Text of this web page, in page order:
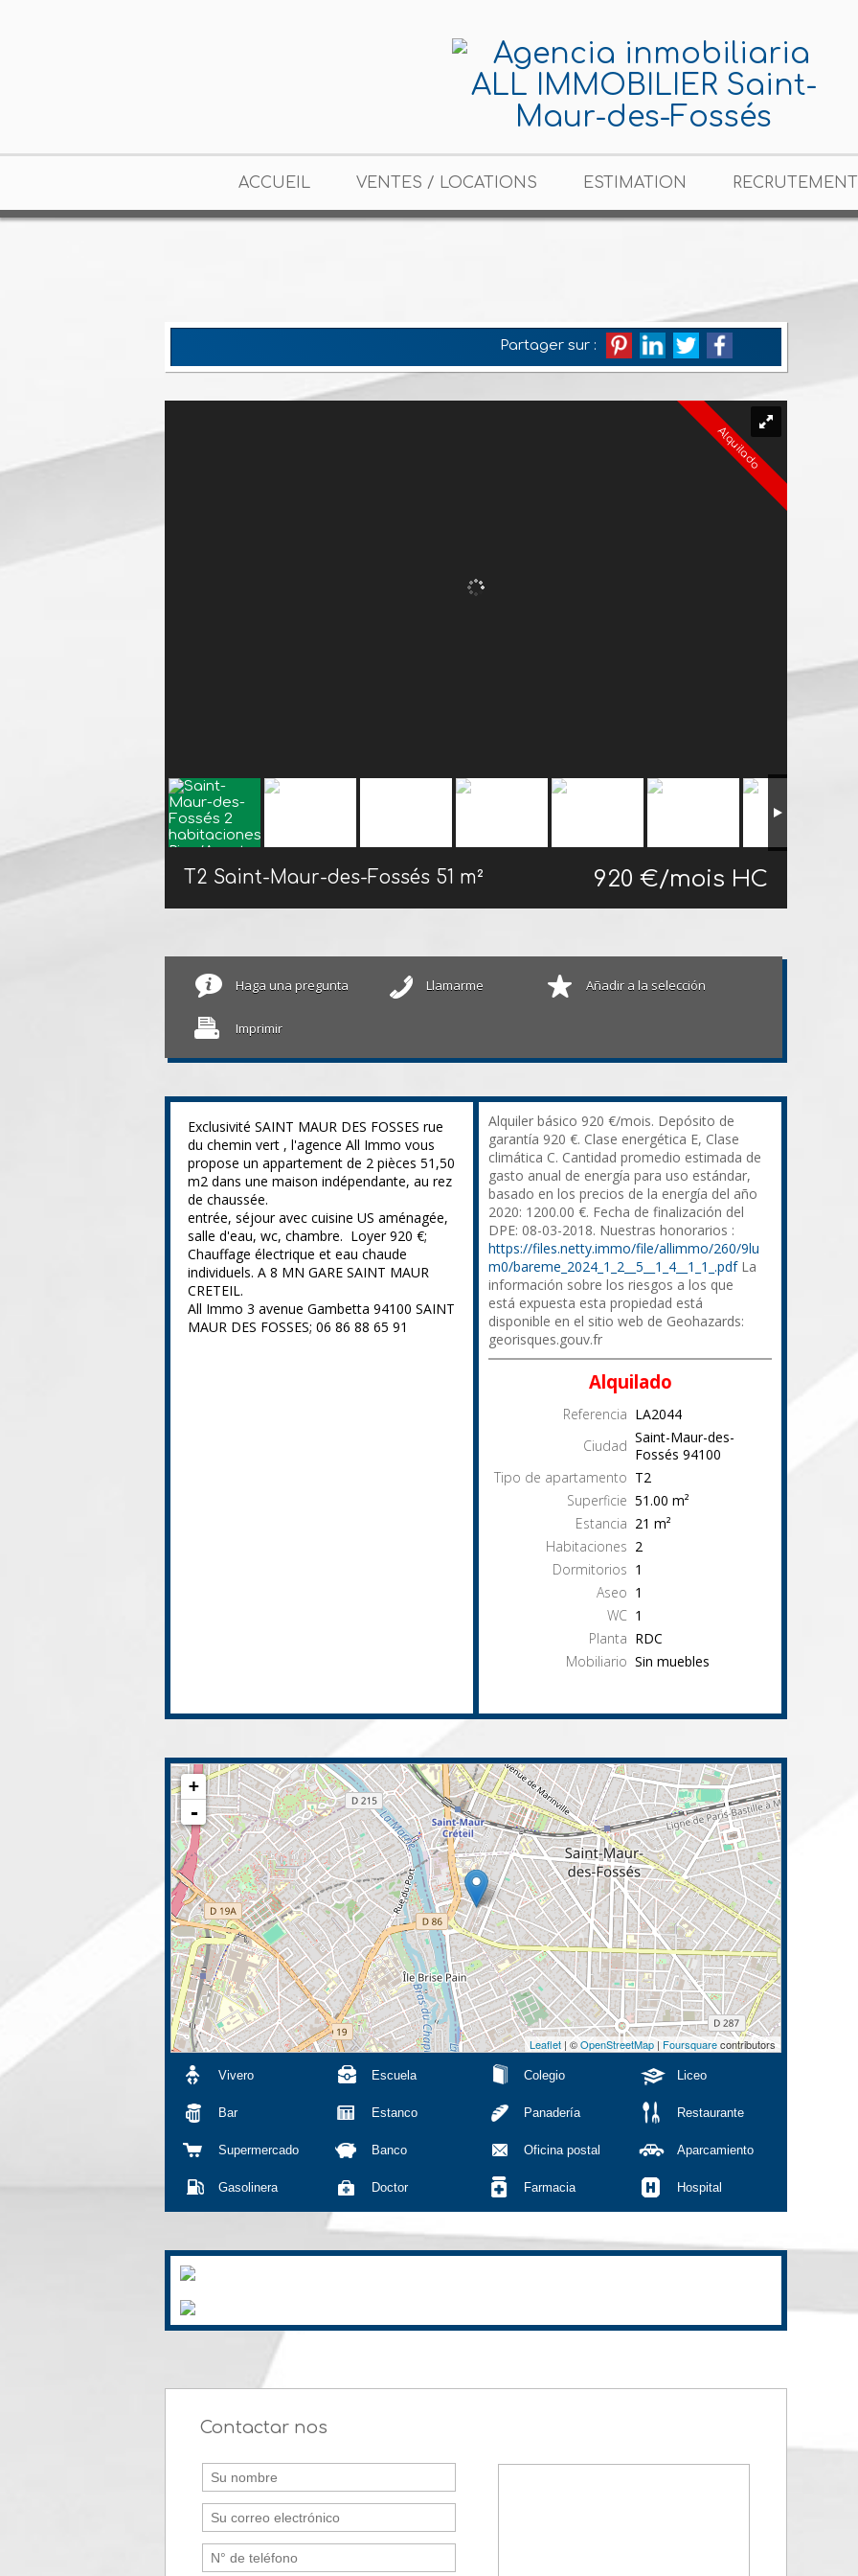
ACCUEIL VENTES / LOCATIONS ESTIMATION RECRUTEMENT
Partager sur :
Alquilado
T2 Saint-Maur-des-Fossés 51 m² 920 €/mois HC
Haga una pregunta Llamarme Añadir a la selección
Imprimir
Exclusivité SAINT MAUR DES FOSSES rue
du chemin vert , l'agence All Immo vous
propose un appartement de 2 pièces 51,50
m2 dans une maison indépendante, au rez
de chaussée.
entrée, séjour avec cuisine US aménagée,
salle d'eau, wc, chambre. Loyer 920 €;
Chauffage électrique et eau chaude
individuels. A 8 MN GARE SAINT MAUR
CRETEIL.
All Immo 3 avenue Gambetta 94100 SAINT
MAUR DES FOSSES; 06 86 88 65 91
Alquiler básico 920 €/mois. Depósito de
garantía 920 €. Clase energética E, Clase
climática C. Cantidad promedio estimada de
gasto anual de energía para uso estándar,
basado en los precios de la energía del año
2020: 1200.00 €. Fecha de finalización del
DPE: 08-03-2018. Nuestras honorarios :
https://files.netty.immo/file/allimmo/260/9lu
m0/bareme_2024_1_2__5__1_4__1_1_.pdfLa
información sobre los riesgos a los que
está expuesta esta propiedad está
disponible en el sitio web de Geohazards:
georisques.gouv.fr
Alquilado
Referencia LA2044
Ciudad Saint-Maur-des-
Fossés 94100
Tipo de apartamento T2
Superficie 51.00 m²
Estancia 21 m²
Habitaciones 2
Dormitorios 1
Aseo 1
WC 1
Planta RDC
Mobiliario Sin muebles
+
-
Leaflet | ©OpenStreetMap | Foursquarecontributors
Vivero Escuela Colegio Liceo
Bar Estanco Panadería Restaurante
Supermercado Banco Oficina postal Aparcamiento
Gasolinera Doctor Farmacia Hospital
Contactar nos